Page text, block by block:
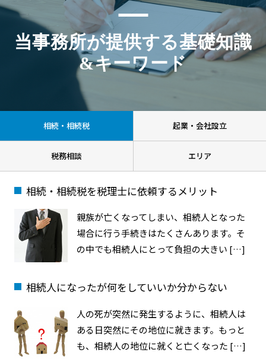
当事務所が提供する基礎知識
&キーワード
相続・相続税 起業・会社設立
税務相談 エリア
相続・相続税を税理士に依頼するメリット
親族が亡くなってしまい、相続人となった
場合に行う手続きはたくさんあります。そ
の中でも相続人にとって負担の大きい […]
相続人になったが何をしていいか分からない
人の死が突然に発生するように、相続人は
ある日突然にその地位に就きます。もっと
も、相続人の地位に就くと亡くなった […]